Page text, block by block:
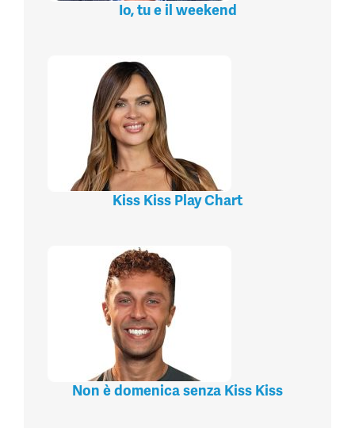
Io, tu e il weekend
Kiss Kiss Play Chart
Non è domenica senza Kiss Kiss